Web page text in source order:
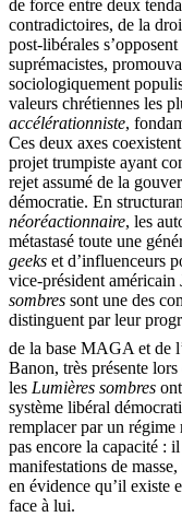
de force entre deux
contradictoires, de la
post-libérales
suprémacistes,
sociologiquement
valeurs chrétiennes les
accélérationniste,
Ces deux axes
projet trumpiste ayant
rejet assumé de la
démocratie. En
néoréactionnaire, les
métastasé toute une
geeks et d’influenceurs
vice-président
sombres sont une des
distinguent par leur
de la base MAGA et de
Banon, très présente
les Lumières sombres
système libéral
remplacer par un
pas encore la capacité :
manifestations de
en évidence qu’il existe
face à lui.